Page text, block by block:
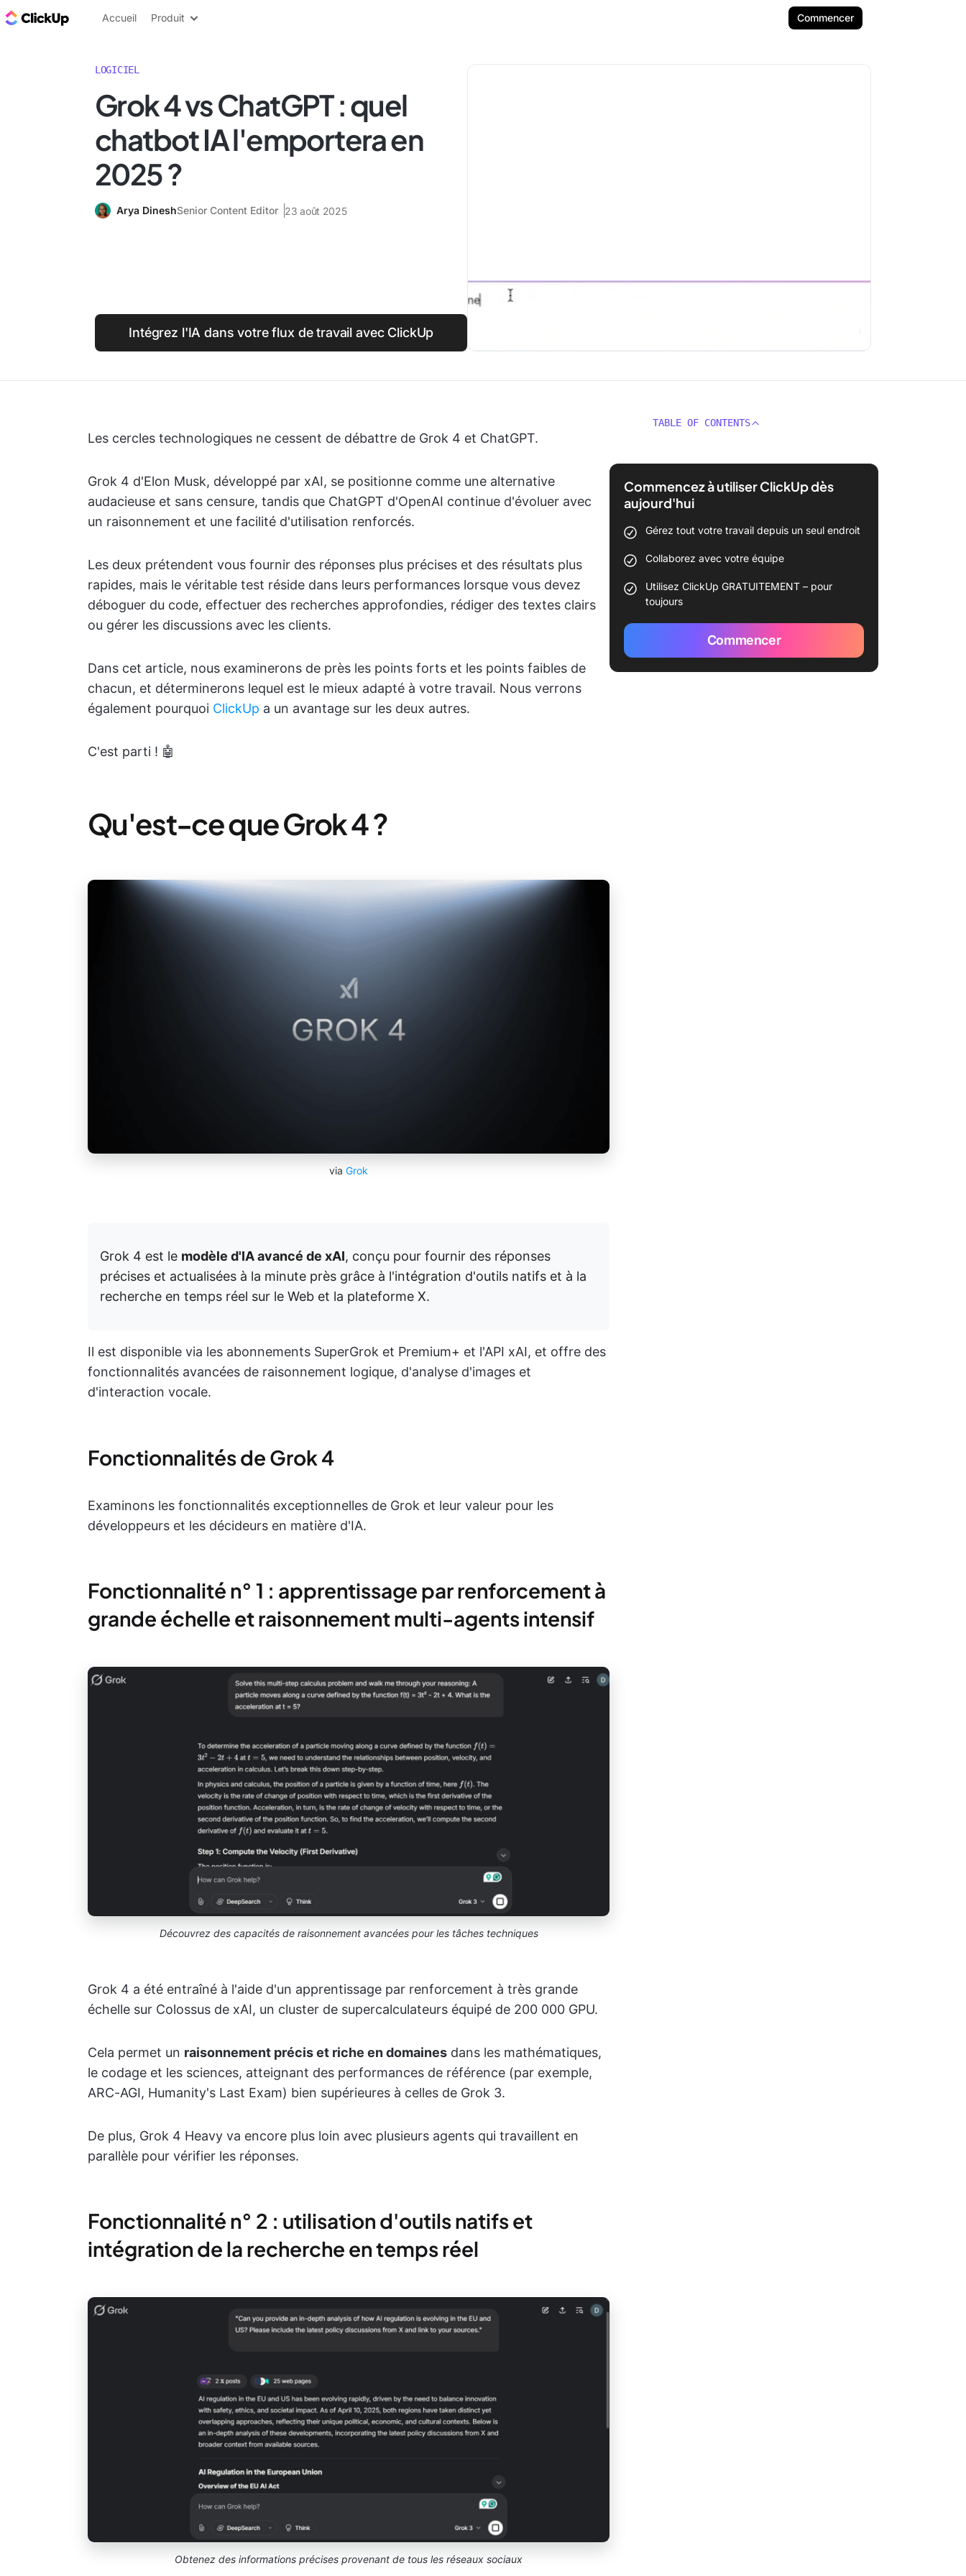
ClickUp Blog
Accueil Produit Commencer
LOGICIEL
Grok 4 vs ChatGPT : quel
chatbot IA l'emportera en
2025 ?
Arya DineshSenior Content Editor 23 août 2025
Intégrez l'IA dans votre flux de travail avec ClickUp
Les cercles technologiques ne cessent de débattre de Grok 4 et ChatGPT.
Grok 4 d'Elon Musk, développé par xAI, se positionne comme une alternative
audacieuse et sans censure, tandis que ChatGPT d'OpenAI continue d'évoluer avec
un raisonnement et une facilité d'utilisation renforcés.
Les deux prétendent vous fournir des réponses plus précises et des résultats plus
rapides, mais le véritable test réside dans leurs performances lorsque vous devez
déboguer du code, effectuer des recherches approfondies, rédiger des textes clairs
ou gérer les discussions avec les clients.
Dans cet article, nous examinerons de près les points forts et les points faibles de
chacun, et déterminerons lequel est le mieux adapté à votre travail. Nous verrons
également pourquoi ClickUp a un avantage sur les deux autres.
C'est parti ! 🤖
Qu'est-ce que Grok 4 ?
via Grok
Grok 4 est le modèle d'IA avancé de xAI, conçu pour fournir des réponses
précises et actualisées à la minute près grâce à l'intégration d'outils natifs et à la
recherche en temps réel sur le Web et la plateforme X.
Il est disponible via les abonnements SuperGrok et Premium+ et l'API xAI, et offre des
fonctionnalités avancées de raisonnement logique, d'analyse d'images et
d'interaction vocale.
Fonctionnalités de Grok 4
Examinons les fonctionnalités exceptionnelles de Grok et leur valeur pour les
développeurs et les décideurs en matière d'IA.
Fonctionnalité n° 1 : apprentissage par renforcement à
grande échelle et raisonnement multi-agents intensif
Découvrez des capacités de raisonnement avancées pour les tâches techniques
Grok 4 a été entraîné à l'aide d'un apprentissage par renforcement à très grande
échelle sur Colossus de xAI, un cluster de supercalculateurs équipé de 200 000 GPU.
Cela permet un raisonnement précis et riche en domaines dans les mathématiques,
le codage et les sciences, atteignant des performances de référence (par exemple,
ARC-AGI, Humanity's Last Exam) bien supérieures à celles de Grok 3.
De plus, Grok 4 Heavy va encore plus loin avec plusieurs agents qui travaillent en
parallèle pour vérifier les réponses.
Fonctionnalité n° 2 : utilisation d'outils natifs et
intégration de la recherche en temps réel
Obtenez des informations précises provenant de tous les réseaux sociaux
TABLE OF CONTENTS
Commencez à utiliser ClickUp dès
aujourd'hui
Gérez tout votre travail depuis un seul endroit
Collaborez avec votre équipe
Utilisez ClickUp GRATUITEMENT – pour
toujours
Commencer